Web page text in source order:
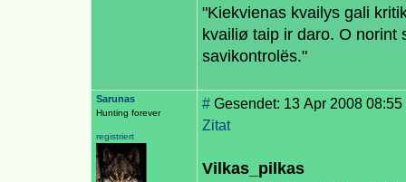
"Kiekvienas kvailys gali
kvailiø taip ir daro. O norint
savikontrolës."
Sarunas
Hunting forever
registriert
# Gesendet: 13 Apr 2008 08:55
Zitat
Vilkas_pilkas